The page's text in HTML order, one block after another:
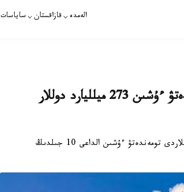
الەمدە قازاقستان ساياسات
قازاقستانعا زياندى شىعارىندىلاردى تومەندەتۋ ءۇشىن 273 ميلليارد دوللار
نۇر- سۇلتان. قازاقپارات - قازاقستانعا زياندى شىعارىندىلاردى تومەندەتۋ ءۇشىن الداعى 10 جىلدىڭ